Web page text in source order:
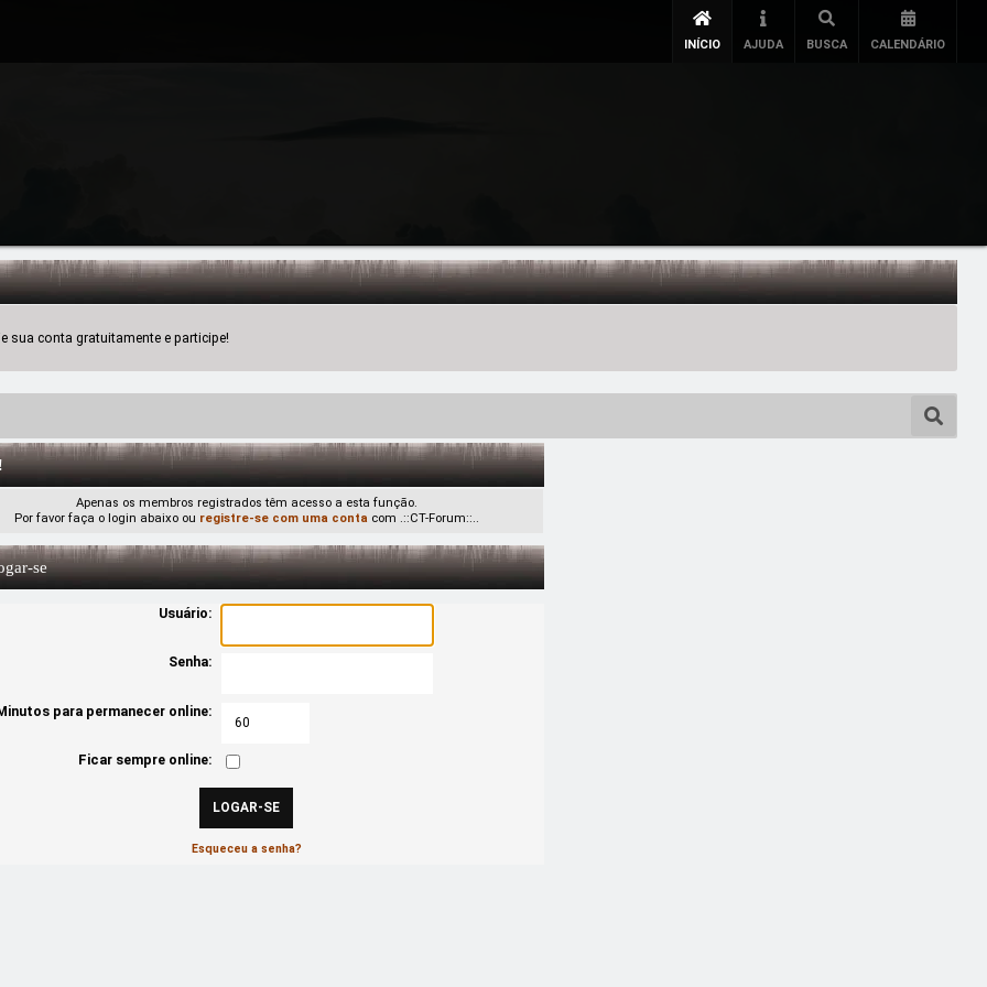
INÍCIO AJUDA BUSCA CALENDÁRIO
conta gratuitamente e participe!
Apenas os membros registrados têm acesso a esta função.
Por favor faça o login abaixo ou registre-se com uma conta com .::CT-Forum::..
se
Usuário:
Senha:
para permanecer online:
Ficar sempre online:
Esqueceu a senha?